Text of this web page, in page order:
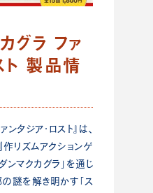
グラ ファ
ト 製品情
タジア・ロスト』は、
リズムアクションゲ
ンマクカグラ」を通じ
謎を解き明かす「ス